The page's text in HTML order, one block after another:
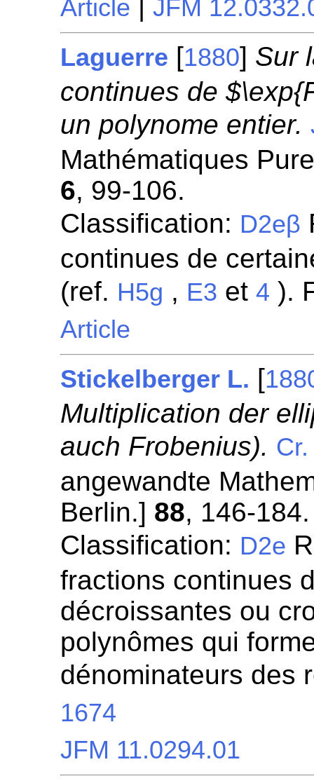
Article |JFM
Laguerre [1880] Sur
continues de
un polynome entier.
Mathématiques
6, 99-106.
Classification: D2eβ
continues de
(ref. H5g , E3 et4 ).
Article
Stickelberger L. [
Multiplication der
auch Frobenius). Cr.
angewandte
Berlin.] 88, 146-184.
Classification: D2e
fractions continues
décroissantes ou
polynômes qui
dénominateurs des
1674
JFM 11.0294.01